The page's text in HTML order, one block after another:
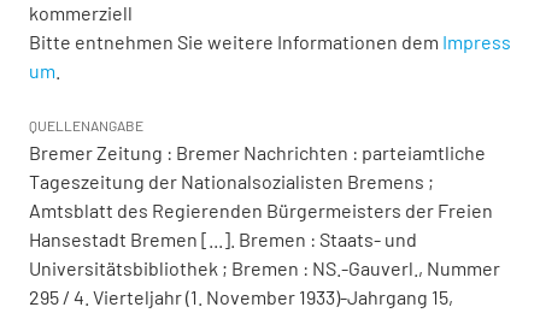
kommerziell
Bitte entnehmen Sie weitere Informationen dem Impress
um
QUELLENANGABE
Bremer Zeitung : Bremer Nachrichten : parteiamtliche
Tageszeitung der Nationalsozialisten Bremens ;
Amtsblatt des Regierenden Bürgermeisters der Freien
Hansestadt Bremen [...]. Bremen : Staats- und
Universitätsbibliothek ; Bremen : NS.-Gauverl., Nummer
295 / 4. Vierteljahr (1. November 1933)-Jahrgang 15,